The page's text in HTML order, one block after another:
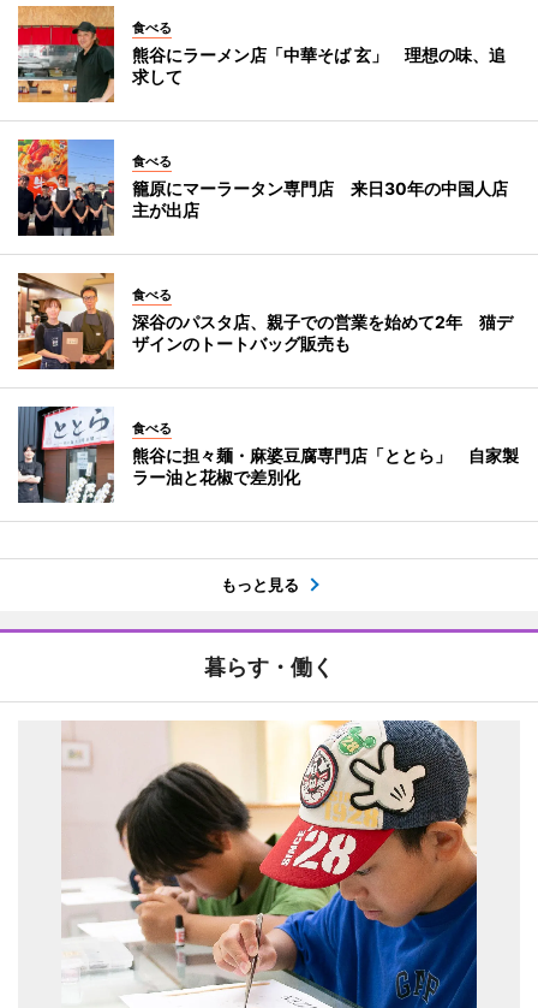
食べる
熊谷にラーメン店「中華そば 玄」 理想の味、追
求して
食べる
籠原にマーラータン専門店 来日30年の中国人店
主が出店
食べる
深谷のパスタ店、親子での営業を始めて2年 猫デ
ザインのトートバッグ販売も
食べる
熊谷に担々麺・麻婆豆腐専門店「ととら」 自家製
ラー油と花椒で差別化
もっと見る
暮らす・働く